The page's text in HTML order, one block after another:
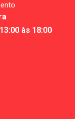
às 18:00